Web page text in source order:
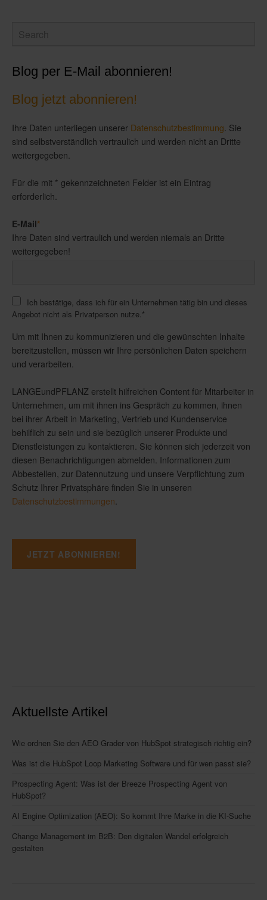
Blog per E-Mail abonnieren!
Blog jetzt abonnieren!
Ihre Daten unterliegen unserer Datenschutzbestimmung . Sie
sind selbstverständlich vertraulich und werden nicht an Dritte
weitergegeben.
Für die mit * gekennzeichneten Felder ist ein Eintrag
erforderlich.
E-Mail*
Ihre Daten sind vertraulich und werden niemals an Dritte
weitergegeben!
Ich bestätige, dass ich für ein Unternehmen tätig bin und dieses
Angebot nicht als Privatperson nutze.*
Um mit Ihnen zu kommunizieren und die gewünschten Inhalte
bereitzustellen, müssen wir Ihre persönlichen Daten speichern
und verarbeiten.
LANGEundPFLANZ erstellt hilfreichen Content für Mitarbeiter in
Unternehmen, um mit ihnen ins Gespräch zu kommen, ihnen
bei ihrer Arbeit in Marketing, Vertrieb und Kundenservice
behilflich zu sein und sie bezüglich unserer Produkte und
Dienstleistungen zu kontaktieren. Sie können sich jederzeit von
diesen Benachrichtigungen abmelden. Informationen zum
Abbestellen, zur Datennutzung und unsere Verpflichtung zum
Schutz Ihrer Privatsphäre finden Sie in unseren
Datenschutzbestimmungen.
Aktuellste Artikel
Wie ordnen Sie den AEO Grader von HubSpot strategisch richtig ein?
Was ist die HubSpot Loop Marketing Software und für wen passt sie?
Prospecting Agent: Was ist der Breeze Prospecting Agent von
HubSpot?
AI Engine Optimization (AEO): So kommt Ihre Marke in die KI-Suche
Change Management im B2B: Den digitalen Wandel erfolgreich
gestalten